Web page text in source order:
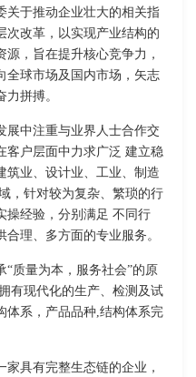
关于推动企业壮大的相关指
次改革，以实现产业结构的
，旨在提升核心竞争力，
全球市场及国内市场，矢志
拼搏。
展中注重与业界人士合作交
客户层面中力求广泛 建立稳
筑业、设计业、工业、制造
，针对较为复杂、繁琐的行
操经验，分别满足 不同行
理、多方面的专业服务。
质量为本，服务社会”的原
有现代化的生产、检测及试
体系，产品品种,结构体系完
具有完整生态链的企业，